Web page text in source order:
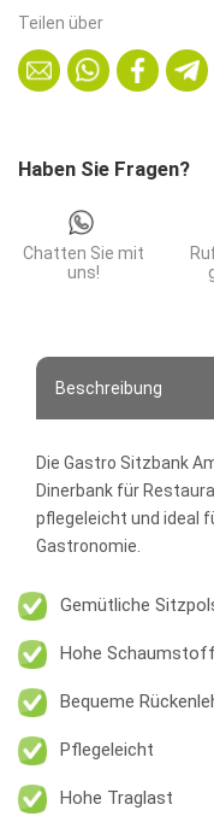
cm
breit
Schwarz
Chesterfield
Teilen über
Haben Sie Fragen?
Chatten Sie mit
uns!
Beschreibung
Die Gastro Sitzbank
Dinerbank für
pflegeleicht und ideal
Gastronomie.
Gemütliche
Hohe
Bequeme
Pflegeleicht
Hohe Traglast